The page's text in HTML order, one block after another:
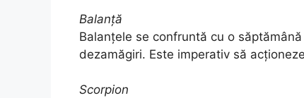
Balanță
Balanțele se confruntă cu o
dezamăgiri. Este imperativ să
Scorpion